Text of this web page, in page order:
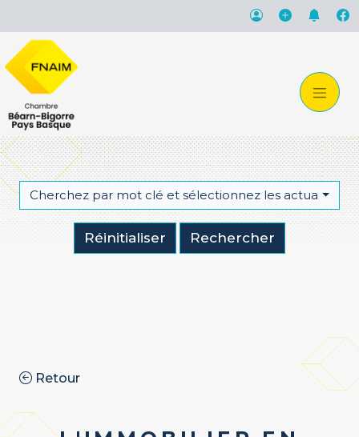
Cherchez par mot clé et sélectionnez les actualités
Réinitialiser Rechercher
Retour